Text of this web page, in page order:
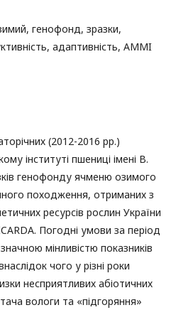
генофонд, зразки,
адаптивність, AMMI
(2012-2016 рр.)
інституті пшениці імені B.
генофонду ячменю озимого
походження, отриманих з
ресурсів рослин України
Погодні умови за період
мінливістю показників
чого у різні роки
несприятливих абіотичних
вологи та «підгоряння»